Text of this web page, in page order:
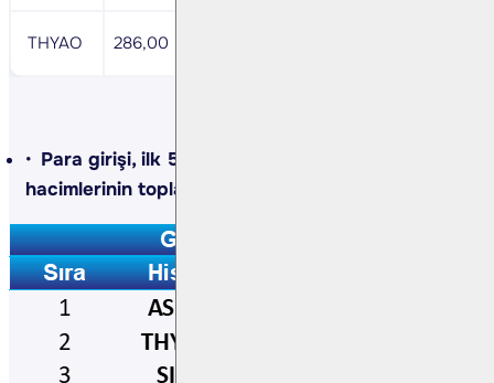
THYAO 286,00
Para girişi, ilk 5 kurumun alış ve satış
hacimlerinin toplamıyla belirlenir.